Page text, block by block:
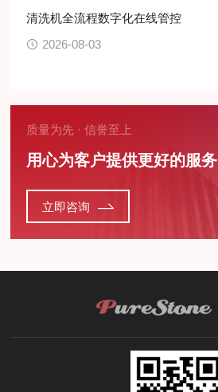
清洗机全流程数字化在线管控
2026-08-03
质量为先 · 信誉至上
用心为客户提供更好的服务
立即咨询